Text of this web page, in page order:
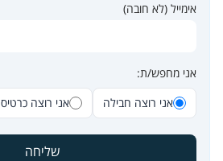
אימייל (לא חובה)
אני מחפש/ת:
אני רוצה חבילה
אני רוצה כרטיס
שליחה